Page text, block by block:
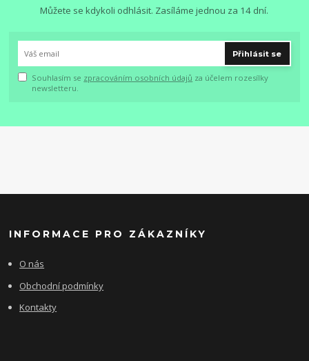
Můžete se kdykoli odhlásit. Zasíláme jednou za 14 dní.
Přihlásit se
Souhlasím se zpracováním osobních údajů za účelem rozesílky
newsletteru.
INFORMACE PRO ZÁKAZNÍKY
O nás
Obchodní podmínky
Kontakty